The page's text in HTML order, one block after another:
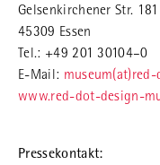
Gelsenkirchener Str. 181
45309 Essen
Tel.: +49 201 30104–0
E-Mail: museum(at)red-
www.red-dot-design-
Pressekontakt: